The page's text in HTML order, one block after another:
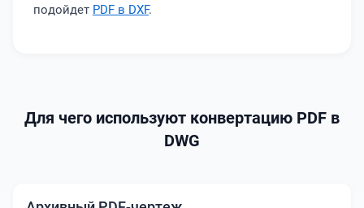
подойдет PDF в DXF.
Для чего используют конвертацию PDF в
DWG